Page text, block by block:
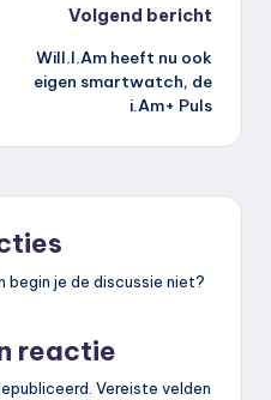
Volgend bericht
Will.I.Am heeft nu ook
eigen smartwatch, de
i.Am+ Puls
begin je de discussie niet?
reactie
Vereiste velden